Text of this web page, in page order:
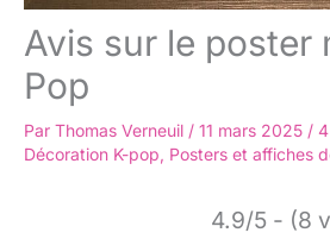
Avis sur le poster
Pop
Par Thomas Verneuil / 11 mars 2025 /
Décoration K-pop, Posters et affiches
4.9/5 - (8